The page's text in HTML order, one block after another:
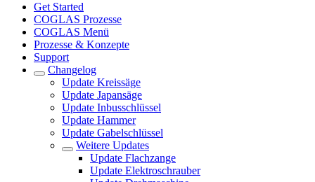
Get Started
COGLAS Prozesse
COGLAS Menü
Prozesse & Konzepte
Support
Changelog
Update Kreissäge
Update Japansäge
Update Inbusschlüssel
Update Hammer
Update Gabelschlüssel
Weitere Updates
Update Flachzange
Update Elektroschrauber